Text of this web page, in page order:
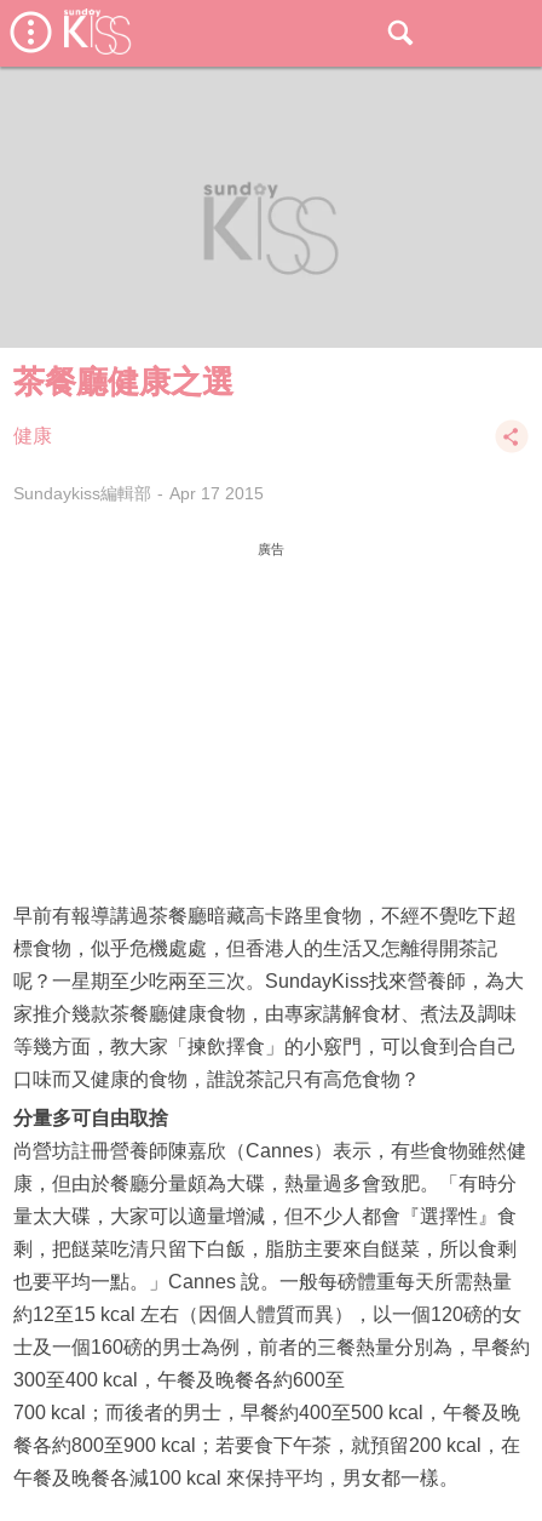
茶餐廳健康之選
健康
Sundaykiss編輯部 Apr 17 2015
廣告
早前有報導講過茶餐廳暗藏高卡路里食物，不經不覺吃下超
標食物，似乎危機處處，但香港人的生活又怎離得開茶記
呢？一星期至少吃兩至三次。SundayKiss找來營養師，為大
家推介幾款茶餐廳健康食物，由專家講解食材、煮法及調味
等幾方面，教大家「揀飲擇食」的小竅門，可以食到合自己
口味而又健康的食物，誰說茶記只有高危食物？
分量多可自由取捨
尚營坊註冊營養師陳嘉欣（Cannes）表示，有些食物雖然健
康，但由於餐廳分量頗為大碟，熱量過多會致肥。「有時分
量太大碟，大家可以適量增減，但不少人都會『選擇性』食
剩，把餸菜吃清只留下白飯，脂肪主要來自餸菜，所以食剩
也要平均一點。」Cannes 說。一般每磅體重每天所需熱量
約12至15 kcal 左右（因個人體質而異），以一個120磅的女
士及一個160磅的男士為例，前者的三餐熱量分別為，早餐約
300至400 kcal，午餐及晚餐各約600至
700 kcal；而後者的男士，早餐約400至500 kcal，午餐及晚
餐各約800至900 kcal；若要食下午茶，就預留200 kcal，在
午餐及晚餐各減100 kcal 來保持平均，男女都一樣。